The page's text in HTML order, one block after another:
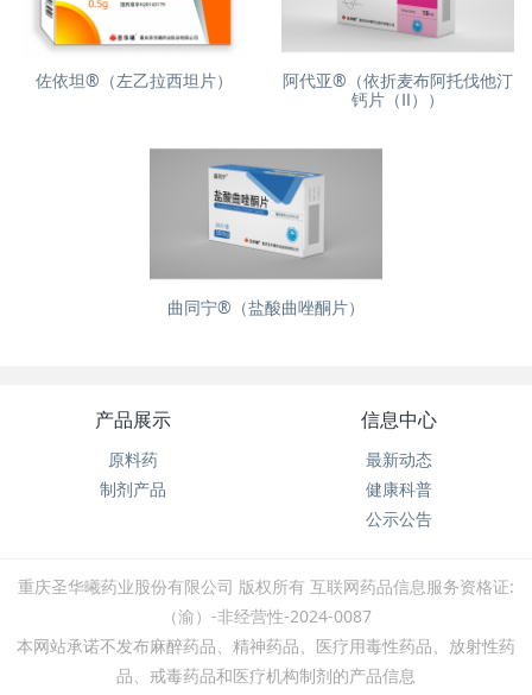
佐依坦®（左乙拉西坦片）
阿代亚®（依折麦布阿托伐他汀
钙片（Ⅱ））
曲同宁®（盐酸曲唑酮片）
产品展示
原料药
制剂产品
信息中心
最新动态
健康科普
公示公告
重庆圣华曦药业股份有限公司 版权所有 ​互联网药品信息服务资格证:
（渝）-非经营性-2024-0087
本网站承诺不发布麻醉药品、精神药品、医疗用毒性药品、放射性药
品、戒毒药品和医疗机构制剂的产品信息